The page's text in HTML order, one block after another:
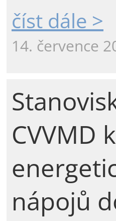
číst dále >
14. července
CVVMD
nápojů